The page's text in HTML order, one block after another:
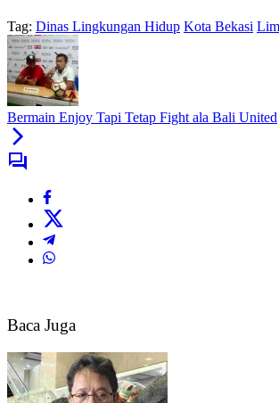
Tag: Dinas Lingkungan Hidup Kota Bekasi
Bermain Enjoy Tapi Tetap Fight ala Bali United
Baca Juga